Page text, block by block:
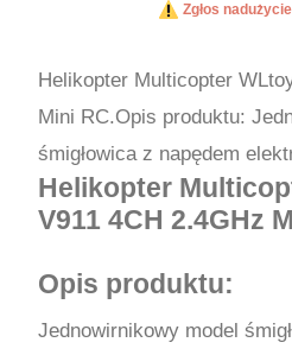
Zgłos nadużycie
Helikopter Multicopter
Mini RC.Opis produktu:
śmigłowica z napędem
Helikopter
V911 4CH 2.4GHz
Opis produktu:
Jednowirnikowy model